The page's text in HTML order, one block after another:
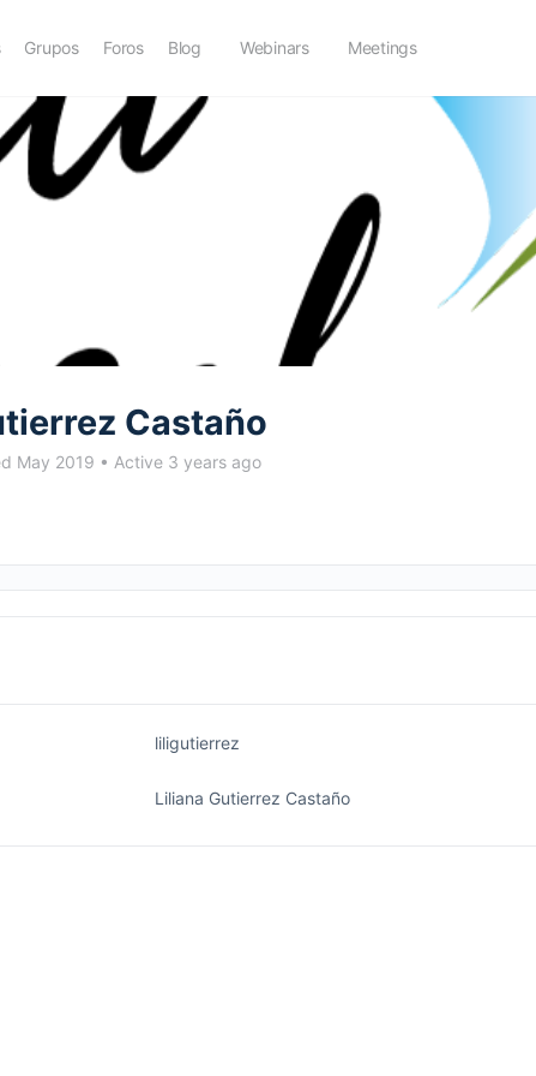
Grupos Foros Blog Webinars Meetings
Castaño
May 2019 • Active 3 years ago
liligutierrez
Liliana Gutierrez Castaño